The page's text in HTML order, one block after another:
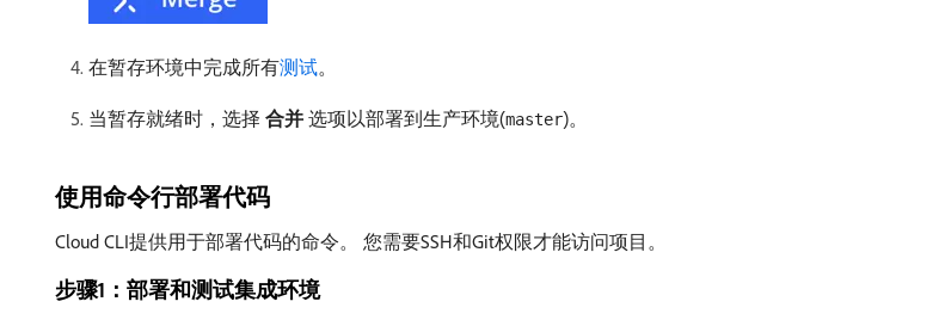
在暂存环境中完成所有测试。
当暂存就绪时，选择​ 合并 ​选项以部署到生产环境(master)。
使用命令行部署代码
Cloud CLI提供用于部署代码的命令。 您需要SSH和Git权限才能访问项目。
步骤1：部署和测试集成环境